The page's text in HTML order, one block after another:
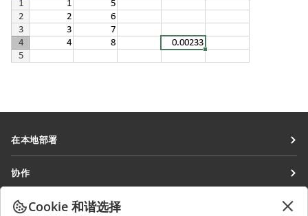
在本地部署
协作空间
工作区
协作
获取最新资讯
Cookie 和谐选择